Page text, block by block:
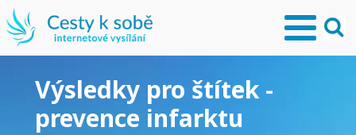
Výsledky pro štítek -
prevence infarktu